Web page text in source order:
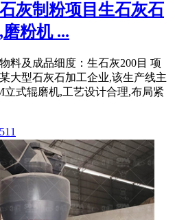
灰制粉项目生石灰石
粉机 ...
料及成品细度：生石灰200目 项
大型石灰石加工企业,该生产线主
式辊磨机,工艺设计合理,布局紧